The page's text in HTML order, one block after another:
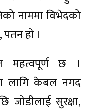
नाममा विभेदको
हो ।
महत्वपूर्ण छ ।
लागि केबल नगद
जोडीलाई सुरक्षा,